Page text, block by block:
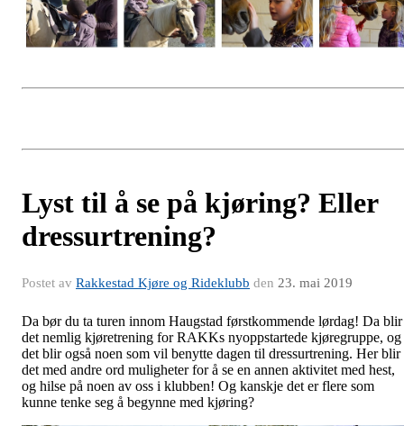
Lyst til å se på kjøring? Eller
dressurtrening?
Postet av Rakkestad Kjøre og Rideklubb den 23. mai 2019
Da bør du ta turen innom Haugstad førstkommende lørdag! Da blir
det nemlig kjøretrening for RAKKs nyoppstartede kjøregruppe, og
det blir også noen som vil benytte dagen til dressurtrening. Her blir
det med andre ord muligheter for å se en annen aktivitet med hest,
og hilse på noen av oss i klubben! Og kanskje det er flere som
kunne tenke seg å begynne med kjøring?